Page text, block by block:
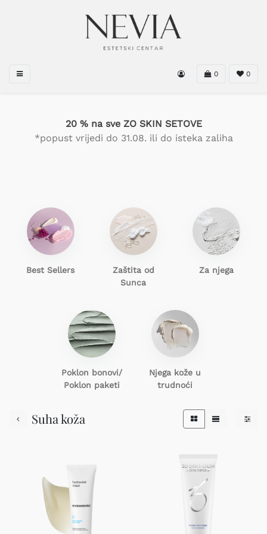
0 0
20 % na sve ZO SKIN SETOVE
*popust vrijedi do 31.08. ili do isteka zaliha
Best Sellers
Zaštita od
Sunca
Za njega
Poklon bonovi/
Poklon paketi
Njega kože u
trudnoći
Suha koža